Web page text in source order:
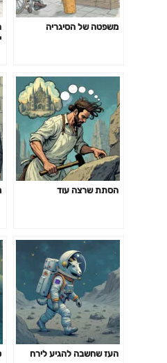
משפטה של הסיגריה
הסתת שרצה עוד
העז שחשבה להגיע לירח